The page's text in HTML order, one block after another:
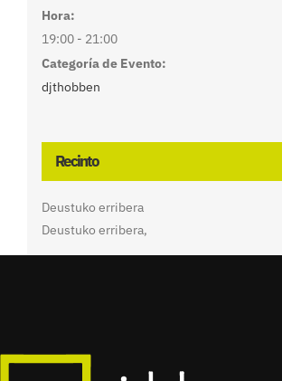
Hora:
19:00 - 21:00
Categoría de Evento:
djthobben
Recinto
Deustuko erribera
Deustuko erribera,